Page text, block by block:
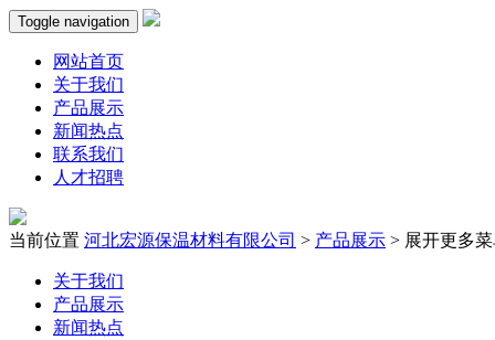
Toggle navigation
网站首页
关于我们
产品展示
新闻热点
联系我们
人才招聘
当前位置 河北宏源保温材料有限公司 > 产品展示 > 展开更多
关于我们
产品展示
新闻热点